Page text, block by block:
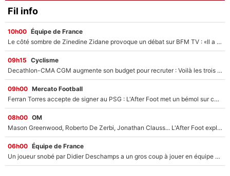
Fil info
10h00 Équipe de France
Le côté sombre de Zinedine Zidane provoque un débat sur BFM TV : «Il a pris 14 cartons rouges»
09h15 Cyclisme
Decathlon-CMA CGM augmente son budget pour recruter : Voilà les trois premiers coureurs qui font rejoindre Paul Seixas en 2027 !
09h00 Mercato Football
Ferran Torres accepte de signer au PSG : L'After Foot met un bémol sur ce transfert, le champion du monde va couter trop cher ?
08h00 OM
Mason Greenwood, Roberto De Zerbi, Jonathan Clauss... L'After Foot explique pourquoi Medhi Benatia a craqué à l'OM !
06h00 Équipe de France
Un joueur snobé par Didier Deschamps a un gros coup à jouer en équipe de France : Zinedine Zidane a trouvé son numéro 9 ?